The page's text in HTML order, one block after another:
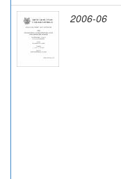
2006-06